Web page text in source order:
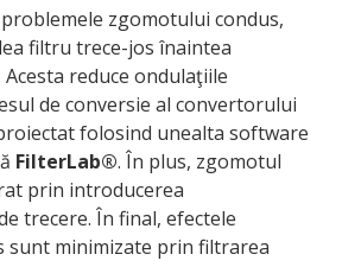
zgomotului condus,
filtru trece-jos înaintea
reduce ondulaţiile
de conversie al convertorului
folosind unealta software
FilterLab®. În plus, zgomotul
prin introducerea
trecere. În final, efectele
sunt minimizate prin filtrarea